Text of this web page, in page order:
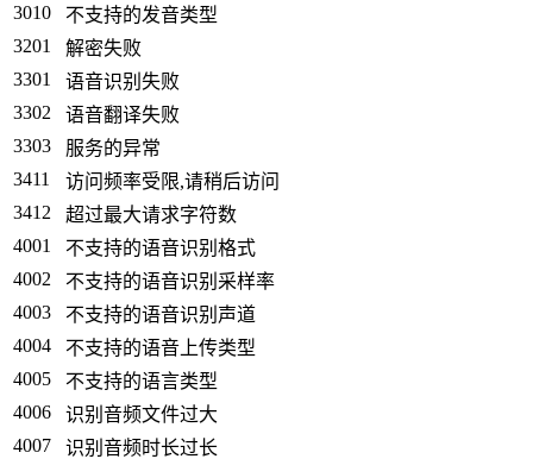
3010
不支持的发音类型
3201
解密失败
3301
语音识别失败
3302
语音翻译失败
3303
服务的异常
3411
访问频率受限,请稍后访问
3412
超过最大请求字符数
4001
不支持的语音识别格式
4002
不支持的语音识别采样率
4003
不支持的语音识别声道
4004
不支持的语音上传类型
4005
不支持的语言类型
4006
识别音频文件过大
4007
识别音频时长过长